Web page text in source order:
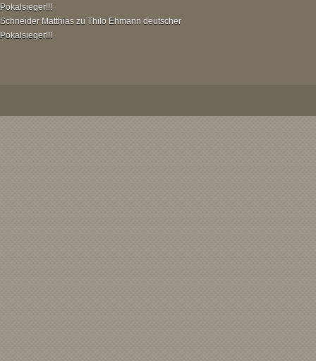
Pokalsieger!!!
Schneider Matthias zu Thilo Ehmann deutscher
Pokalsieger!!!